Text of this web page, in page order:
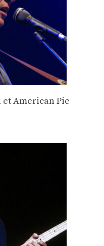
et American Pie